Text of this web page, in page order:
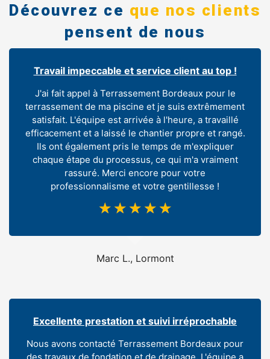
Découvrez ce que nos clients
pensent de nous
Marc L., Lormont
Travail impeccable et service client au top !
J'ai fait appel à Terrassement Bordeaux pour le
terrassement de ma piscine et je suis extrêmement
satisfait. L'équipe est arrivée à l'heure, a travaillé
efficacement et a laissé le chantier propre et rangé.
Ils ont également pris le temps de m'expliquer
chaque étape du processus, ce qui m'a vraiment
rassuré. Merci encore pour votre
professionnalisme et votre gentillesse !
☆ ☆ ☆ ☆ ☆
Excellente prestation et suivi irréprochable
Nous avons contacté Terrassement Bordeaux pour